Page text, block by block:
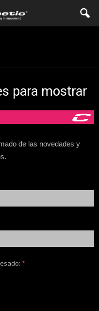
para mostrar
de las novedades y
*